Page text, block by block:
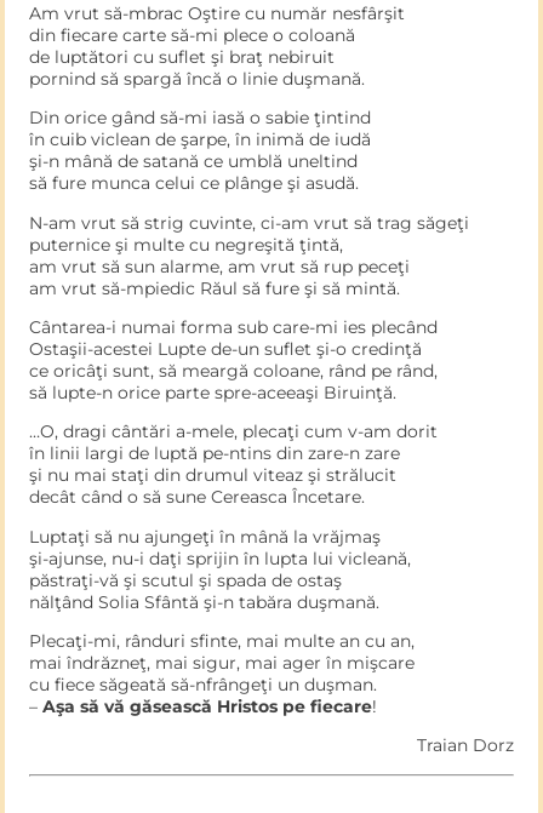
Am vrut să-mbrac Oştire cu număr nesfârşit
din fiecare carte să-mi plece o coloană
de luptători cu suflet şi braţ nebiruit
pornind să spargă încă o linie duşmană.
Din orice gând să-mi iasă o sabie ţintind
în cuib viclean de şarpe, în inimă de iudă
şi-n mână de satană ce umblă uneltind
să fure munca celui ce plânge şi asudă.
N-am vrut să strig cuvinte, ci-am vrut să trag săgeţi
puternice şi multe cu negreşită ţintă,
am vrut să sun alarme, am vrut să rup peceţi
am vrut să-mpiedic Răul să fure şi să mintă.
Cântarea-i numai forma sub care-mi ies plecând
Ostaşii-acestei Lupte de-un suflet şi-o credinţă
ce oricâţi sunt, să meargă coloane, rând pe rând,
să lupte-n orice parte spre-aceeaşi Biruinţă.
…O, dragi cântări a-mele, plecaţi cum v-am dorit
în linii largi de luptă pe-ntins din zare-n zare
şi nu mai staţi din drumul viteaz şi strălucit
decât când o să sune Cereasca Încetare.
Luptaţi să nu ajungeţi în mână la vrăjmaş
şi-ajunse, nu-i daţi sprijin în lupta lui vicleană,
păstraţi-vă şi scutul şi spada de ostaş
nălţând Solia Sfântă şi-n tabăra duşmană.
Plecaţi-mi, rânduri sfinte, mai multe an cu an,
mai îndrăzneţ, mai sigur, mai ager în mişcare
cu fiece săgeată să-nfrângeţi un duşman.
– Aşa să vă găsească Hristos pe fiecare!
Traian Dorz